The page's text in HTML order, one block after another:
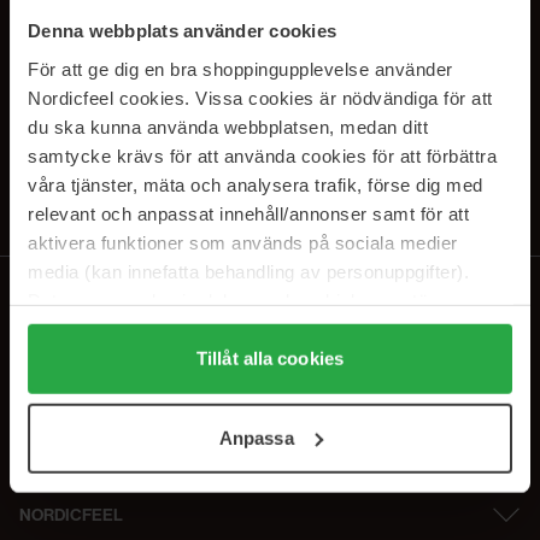
Denna webbplats använder cookies
För att ge dig en bra shoppingupplevelse använder
Nordicfeel cookies. Vissa cookies är nödvändiga för att
du ska kunna använda webbplatsen, medan ditt
samtycke krävs för att använda cookies för att förbättra
våra tjänster, mäta och analysera trafik, förse dig med
relevant och anpassat innehåll/annonser samt för att
aktivera funktioner som används på sociala medier
media (kan innefatta behandling av personuppgifter).
Genom att trycka på "Tillåt alla cookies" accepterar du
alla cookies, medan du under "Detaljer" kan anpassa
användningen av cookies. Du kan när som helst återkalla
samt vår Integritetspolicy.
Tillåt alla cookies
Anpassa
PRENUMERERA PÅ VÅRA
NYHETSBREV
E-postadress
Genom att prenumerera accepterar du vårIntegritetspolicy.
NORDICFEEL